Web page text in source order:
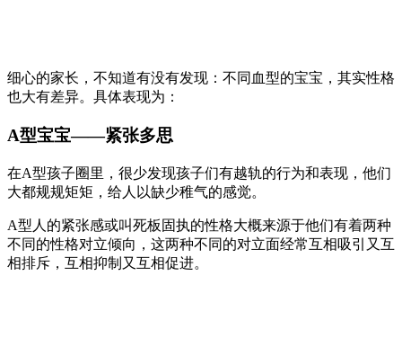
细心的家长，不知道有没有发现：不同血型的宝宝，其实性格
也大有差异。具体表现为：
A型宝宝——紧张多思
在A型孩子圈里，很少发现孩子们有越轨的行为和表现，他们
大都规规矩矩，给人以缺少稚气的感觉。
A型人的紧张感或叫死板固执的性格大概来源于他们有着两种
不同的性格对立倾向，这两种不同的对立面经常互相吸引又互
相排斥，互相抑制又互相促进。